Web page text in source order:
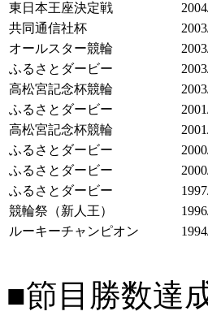
東日本王座決定戦
共同通信社杯
オールスター競輪
ふるさとダービー
高松宮記念杯競輪
ふるさとダービー
高松宮記念杯競輪
ふるさとダービー
ふるさとダービー
ふるさとダービー
競輪祭（新人王）
ルーキーチャンピオン
■節目勝数達